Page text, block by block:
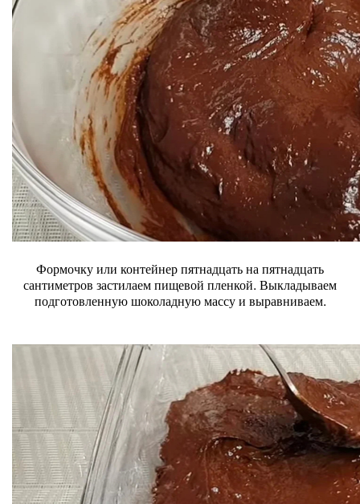
Формочку или контейнер пятнадцать на пятнадцать
сантиметров застилаем пищевой пленкой. Выкладываем
подготовленную шоколадную массу и выравниваем.